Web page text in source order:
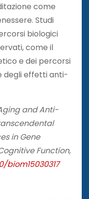
come
Studi
biologici
come il
e dei percorsi
degli effetti anti-
and Anti-
in Gene
Function,
biom15030317